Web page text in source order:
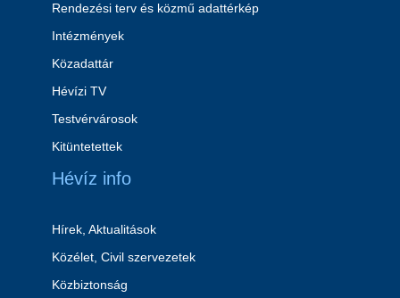
Rendezési terv és közmű adattérkép
Intézmények
Közadattár
Hévízi TV
Testvérvárosok
Kitüntetettek
Hévíz info
Hírek, Aktualitások
Közélet, Civil szervezetek
Közbiztonság